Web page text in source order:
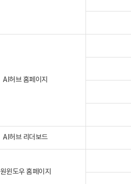
AI허브 홈페이지
AI허브 리더보드
원윈도우 홈페이지